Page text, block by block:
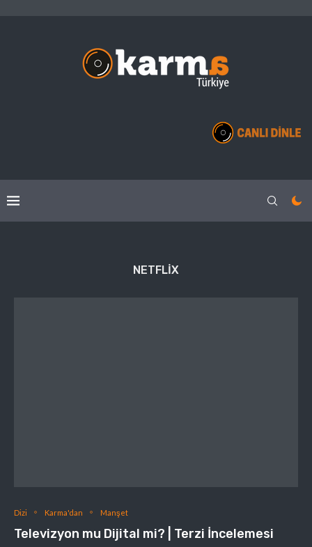
NETFLIX
Dizi Karma'dan Manşet
Televizyon mu Dijital mi? | Terzi İncelemesi